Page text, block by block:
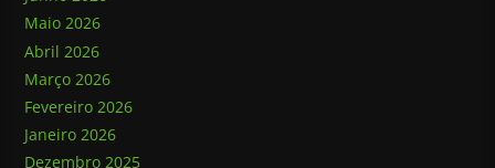
Maio 2026
Abril 2026
Março 2026
Fevereiro 2026
Janeiro 2026
Dezembro 2025